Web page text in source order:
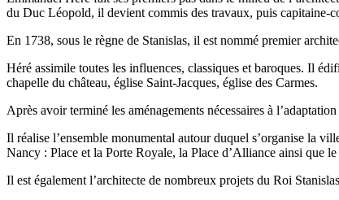
du Duc Léopold, il devient commis des travaux, puis capitaine-
En 1738, sous le règne de Stanislas, il est nommé premier
Héré assimile toutes les influences, classiques et baroques. Il
chapelle du château, église Saint-Jacques, église des Carmes.
Après avoir terminé les aménagements nécessaires à
Il réalise l’ensemble monumental autour duquel s’organise la
Nancy : Place et la Porte Royale, la Place d’Alliance ainsi que
Il est également l’architecte de nombreux projets du Roi